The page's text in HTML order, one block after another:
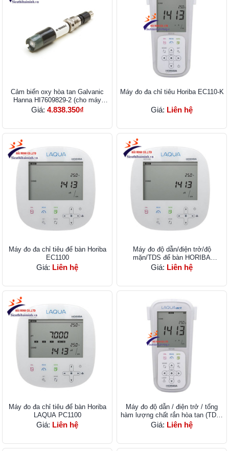
Cảm biến oxy hòa tan Galvanic
Hanna HI7609829-2 (cho máy
HI9829)
Giá: 4.838.350₫
Máy đo đa chỉ tiêu Horiba EC110-K
Giá: Liên hệ
Máy đo đa chỉ tiêu để bàn Horiba
EC1100
Giá: Liên hệ
Máy đo độ dẫn/điện trở/độ
mặn/TDS để bàn HORIBA
EC1100-S
Giá: Liên hệ
Máy đo đa chỉ tiêu để bàn Horiba
LAQUA PC1100
Giá: Liên hệ
Máy đo độ dẫn / điện trở / tổng
hàm lượng chất rắn hòa tan (TDS)
cầm tay EC120-K
Giá: Liên hệ